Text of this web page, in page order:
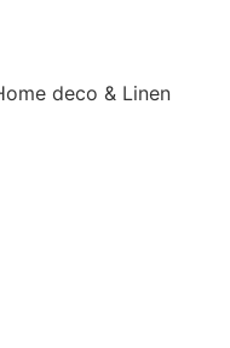
deco & Linen